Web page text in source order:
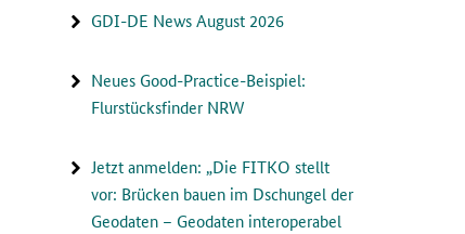
GDI-DE News August 2026
Neues Good-Practice-Beispiel:
Flurstücksfinder NRW
Jetzt anmelden: „Die FITKO stellt
vor: Brücken bauen im Dschungel der
Geodaten – Geodaten interoperabel